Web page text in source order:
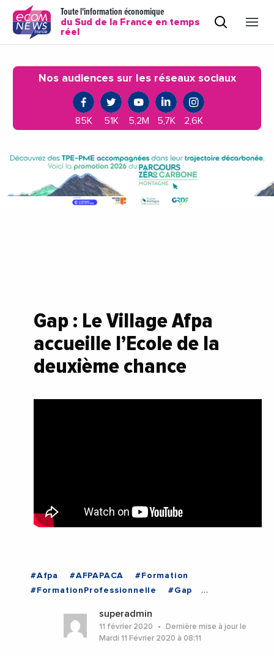
Toute l'information économique
du Sud de la France en temps
réel
Nos audiences sur les réseaux sociaux
85K 51K 5,2M 5,7K 2,6K
Gap : Le Village Afpa
accueille l’Ecole de la
deuxième chance
#Afpa #AFPAPACA
#Formation
#FormationProfessionnelle
#Gap
superadmin
11 février 2020
Dernière mise à jour le
Mardi 11 Février 2020 à 08:11